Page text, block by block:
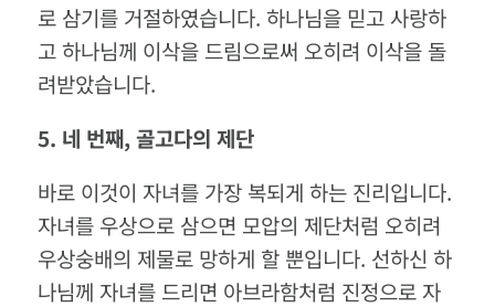
로 삼기를 거절하였습니다. 하나님을 믿고 사랑하
고 하나님께 이삭을 드림으로써 오히려 이삭을 돌
려받았습니다.
5. 네 번째, 골고다의 제단
바로 이것이 자녀를 가장 복되게 하는 진리입니다.
자녀를 우상으로 삼으면 모압의 제단처럼 오히려
우상숭배의 제물로 망하게 할 뿐입니다. 선하신 하
나님께 자녀를 드리면 아브라함처럼 진정으로 자